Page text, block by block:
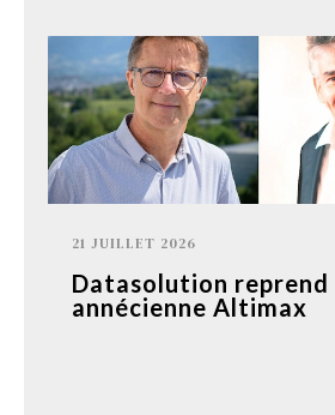
21 JUILLET 2026
Datasolution reprend
annécienne Altimax